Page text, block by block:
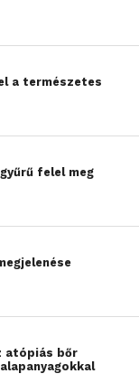
a természetes
felel meg
atópiás bőr